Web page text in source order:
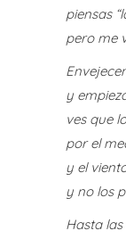
piensas
pero me
y
ves que
por el
y el
y no los
Hasta